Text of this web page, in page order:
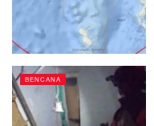
BENCANA